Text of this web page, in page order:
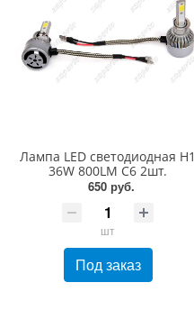
Лампа LED светодиодная H1
36W 800LM С6 2шт.
650 руб.
шт
Под заказ